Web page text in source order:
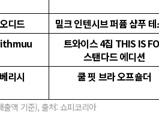
오디드
밀크 인텐시브 퍼퓸 샴푸
트와이스 4집 THIS IS
스탠다드 에디션
베리시 쿨 핏 브라 오프숄더
액 기준), 출처: 쇼피코리아